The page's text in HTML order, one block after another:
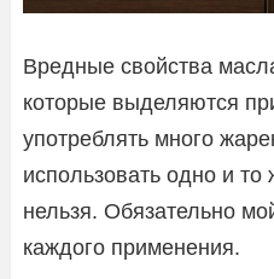
Вредные свойства
которые выделяются
употреблять много
использовать одно и
нельзя. Обязательно
каждого применения.